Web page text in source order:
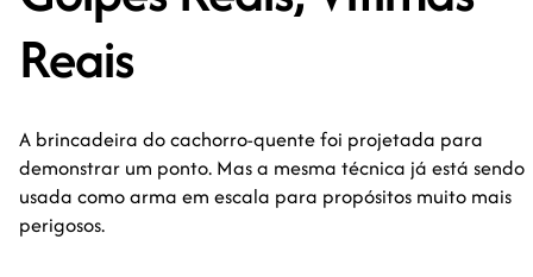
Reais
A brincadeira do cachorro-quente foi projetada para
demonstrar um ponto. Mas a mesma técnica já está sendo
usada como arma em escala para propósitos muito mais
perigosos.